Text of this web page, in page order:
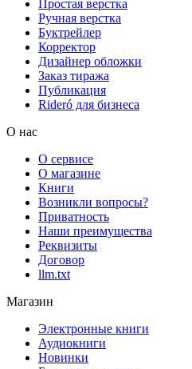
Простая верстка
Ручная верстка
Буктрейлер
Корректор
Дизайнер обложки
Заказ тиража
Публикация
Rideró для бизнеса
О нас
О сервисе
О магазине
Книги
Возникли вопросы?
Приватность
Наши преимущества
Реквизиты
Договор
llm.txt
Магазин
Электронные книги
Аудиокниги
Новинки